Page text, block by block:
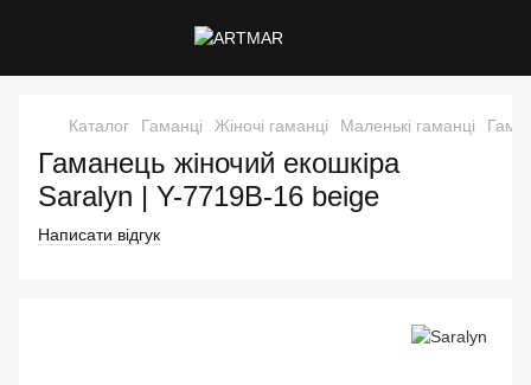
Каталог Гаманці Жіночі гаманці Маленькі гаманці
Гаманець жіночий екошкіра
Saralyn | Y-7719B-16 beige
Написати відгук